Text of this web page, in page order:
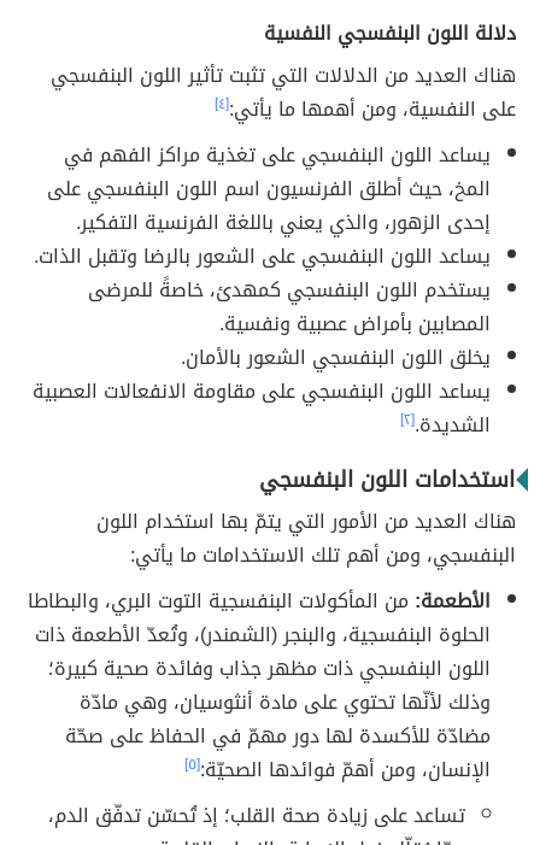
دلالة اللون البنفسجي النفسية
هناك العديد من الدلالات التي تثبت تأثير اللون البنفسجي
على النفسية، ومن أهمها ما يأتي:[٤]
يساعد اللون البنفسجي على تغذية مراكز الفهم في
المخ، حيث أطلق الفرنسيون اسم اللون البنفسجي على
إحدى الزهور، والذي يعني باللغة الفرنسية التفكير.
يساعد اللون البنفسجي على الشعور بالرضا وتقبل الذات.
يستخدم اللون البنفسجي كمهدئ، خاصةً للمرضى
المصابين بأمراض عصبية ونفسية.
يخلق اللون البنفسجي الشعور بالأمان.
يساعد اللون البنفسجي على مقاومة الانفعالات العصبية
الشديدة.[٢]
استخدامات اللون البنفسجي
هناك العديد من الأمور التي يتمّ بها استخدام اللون
البنفسجي، ومن أهم تلك الاستخدامات ما يأتي:
الأطعمة: من المأكولات البنفسجية التوت البري، والبطاطا
الحلوة البنفسجية، والبنجر (الشمندر)، وتُعدّ ‫الأطعمة ذات
اللون البنفسجي ذات مظهر جذاب وفائدة صحية كبيرة؛
وذلك لأنّها تحتوي على مادة أنثوسيان، وهي مادّة
مضادّة للأكسدة لها دور مهمّ في الحفاظ على صحّة
الإنسان، ومن أهمّ فوائدها الصحيّة:[٥]
تساعد على زيادة صحة القلب؛ إذ تُحسّن تدفّق الدم،